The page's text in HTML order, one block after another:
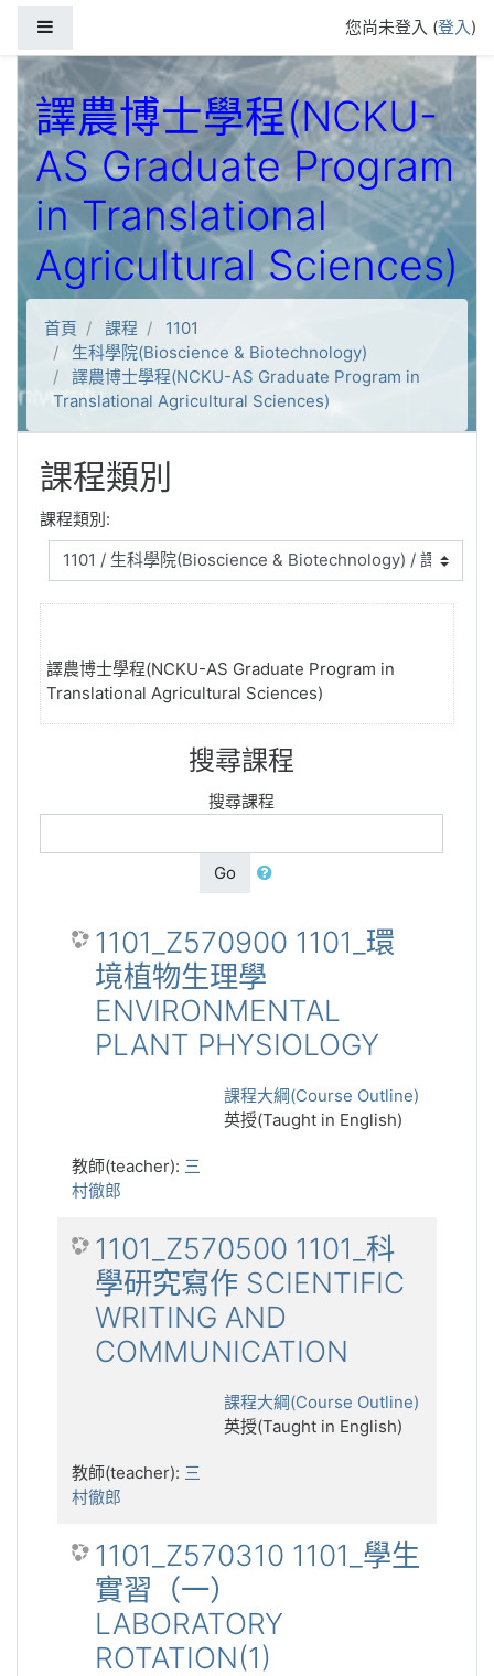
您尚未登入 (登入)
譯農博士學程(NCKU-
AS Graduate Program
in Translational
Agricultural Sciences)
首頁 課程
1101
生科學院(Bioscience & Biotechnology)
譯農博士學程(NCKU-AS Graduate Program in
Translational Agricultural Sciences)
課程類別
課程類別:
譯農博士學程(NCKU-AS Graduate Program in
Translational Agricultural Sciences)
搜尋課程
搜尋課程
Go
1101_Z570900 1101_環
境植物生理學
ENVIRONMENTAL
PLANT PHYSIOLOGY
課程大綱(Course Outline)
英授(Taught in English)
教師(teacher): 三
村徹郎
1101_Z570500 1101_科
學研究寫作 SCIENTIFIC
WRITING AND
COMMUNICATION
課程大綱(Course Outline)
英授(Taught in English)
教師(teacher): 三
村徹郎
1101_Z570310 1101_學生
實習（一）
LABORATORY
ROTATION(1)